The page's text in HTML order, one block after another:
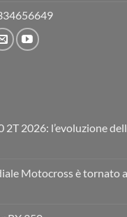
2T 2026: l’evoluzione
Motocross è tornato